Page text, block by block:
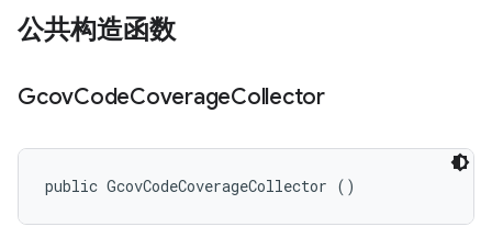
公共构造函数
GcovCodeCoverageCollector
public GcovCodeCoverageCollector ()